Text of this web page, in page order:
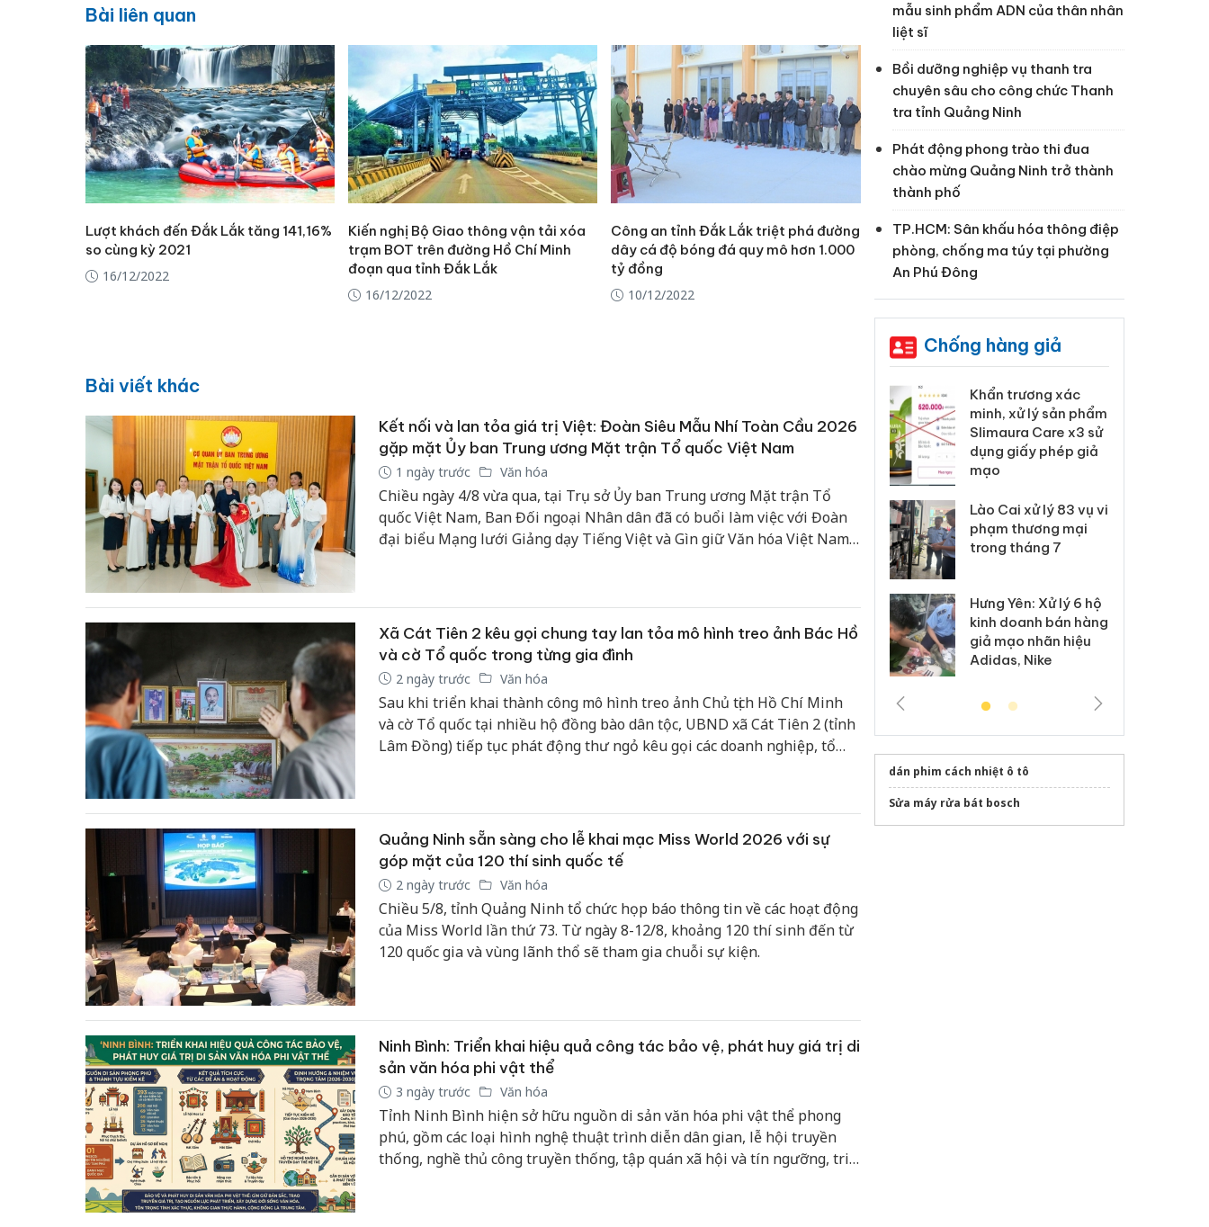
Bài liên quan
Lượt khách đến Đắk Lắk tăng 141,16%
so cùng kỳ 2021
16/12/2022
Kiến nghị Bộ Giao thông vận tải xóa
trạm BOT trên đường Hồ Chí Minh
đoạn qua tỉnh Đắk Lắk
16/12/2022
Công an tỉnh Đắk Lắk triệt phá đường
dây cá độ bóng đá quy mô hơn 1.000
tỷ đồng
10/12/2022
Bài viết khác
Kết nối và lan tỏa giá trị Việt: Đoàn Siêu Mẫu Nhí Toàn Cầu 2026
gặp mặt Ủy ban Trung ương Mặt trận Tổ quốc Việt Nam
1 ngày trước Văn hóa
Chiều ngày 4/8 vừa qua, tại Trụ sở Ủy ban Trung ương Mặt trận Tổ
quốc Việt Nam, Ban Đối ngoại Nhân dân đã có buổi làm việc với Đoàn
đại biểu Mạng lưới Giảng dạy Tiếng Việt và Gìn giữ Văn hóa Việt Nam
Xã Cát Tiên 2 kêu gọi chung tay lan tỏa mô hình treo ảnh Bác Hồ
và cờ Tổ quốc trong từng gia đình
2 ngày trước Văn hóa
Sau khi triển khai thành công mô hình treo ảnh Chủ tịch Hồ Chí Minh
và cờ Tổ quốc tại nhiều hộ đồng bào dân tộc, UBND xã Cát Tiên 2 (tỉnh
Lâm Đồng) tiếp tục phát động thư ngỏ kêu gọi các doanh nghiệp, tổ
Quảng Ninh sẵn sàng cho lễ khai mạc Miss World 2026 với sự
góp mặt của 120 thí sinh quốc tế
2 ngày trước Văn hóa
Chiều 5/8, tỉnh Quảng Ninh tổ chức họp báo thông tin về các hoạt động
của Miss World lần thứ 73. Từ ngày 8-12/8, khoảng 120 thí sinh đến từ
120 quốc gia và vùng lãnh thổ sẽ tham gia chuỗi sự kiện.
Ninh Bình: Triển khai hiệu quả công tác bảo vệ, phát huy giá trị di
sản văn hóa phi vật thể
3 ngày trước Văn hóa
Tỉnh Ninh Bình hiện sở hữu nguồn di sản văn hóa phi vật thể phong
phú, gồm các loại hình nghệ thuật trình diễn dân gian, lễ hội truyền
thống, nghề thủ công truyền thống, tập quán xã hội và tín ngưỡng, tri
mẫu sinh phẩm ADN của thân nhân
liệt sĩ
Bồi dưỡng nghiệp vụ thanh tra
chuyên sâu cho công chức Thanh
tra tỉnh Quảng Ninh
Phát động phong trào thi đua
chào mừng Quảng Ninh trở thành
thành phố
TP.HCM: Sân khấu hóa thông điệp
phòng, chống ma túy tại phường
An Phú Đông
Chống hàng giả
công khai hàng ngàn
sản phẩm nhập lậu,
bảo vệ môi trường
Công an Thanh Hóa
tìm bị hại trong vụ
án sản xuất, buôn
Thanh Hóa: Tìm bị
hại trong vụ án buôn
bán bình sữa
Khẩn trương xác
minh, xử lý sản phẩm
Slimaura Care x3 sử
dụng giấy phép giả
mạo
Lào Cai xử lý 83 vụ vi
phạm thương mại
trong tháng 7
Hưng Yên: Xử lý 6 hộ
kinh doanh bán hàng
giả mạo nhãn hiệu
Adidas, Nike
dán phim cách nhiệt ô tô
Sửa máy rửa bát bosch